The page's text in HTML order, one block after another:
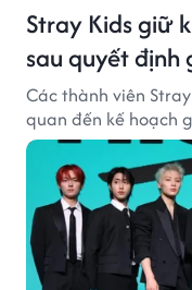
Stray Kids giữ
sau quyết định
Các thành viên
quan đến kế hoạch